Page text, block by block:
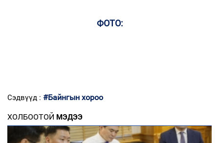
ФОТО:
Сэдвүүд : #Байнгын хороо
ХОЛБООТОЙ МЭДЭЭ